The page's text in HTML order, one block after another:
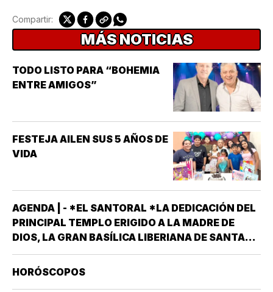
Compartir:
MÁS NOTICIAS
TODO LISTO PARA “BOHEMIA
ENTRE AMIGOS”
FESTEJA AILEN SUS 5 AÑOS DE
VIDA
AGENDA | - *EL SANTORAL *LA DEDICACIÓN DEL
PRINCIPAL TEMPLO ERIGIDO A LA MADRE DE
DIOS, LA GRAN BASÍLICA LIBERIANA DE SANTA
MARÍA LA MAYOR EN ROMA. NUESTRA SEÑORA
DE LAS NIEVES *SANTOS EMIGDIO OBISPO Y
HORÓSCOPOS